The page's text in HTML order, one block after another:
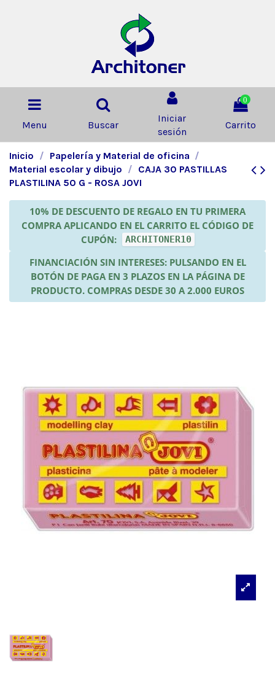
Menu Buscar
Iniciar
sesión
0
Carrito
Inicio
Papelería y Material de oficina
Material escolar y dibujo
CAJA 30 PASTILLAS
PLASTILINA 50 G - ROSA JOVI
10% DE DESCUENTO DE REGALO EN TU PRIMERA
COMPRA APLICANDO EN EL CARRITO EL CÓDIGO DE
CUPÓN:
ARCHITONER10
FINANCIACIÓN SIN INTERESES: PULSANDO EN EL
BOTÓN DE PAGA EN 3 PLAZOS EN LA PÁGINA DE
PRODUCTO. COMPRAS DESDE 30 A 2.000 EUROS